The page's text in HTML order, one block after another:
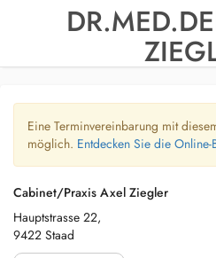
Eine Terminvereinbarung mit
möglich. Entdecken Sie die Online-
Cabinet/Praxis Axel Ziegler
Hauptstrasse 22,
9422 Staad